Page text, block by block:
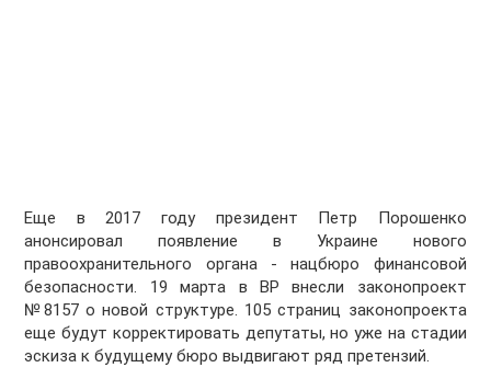
Еще в 2017 году президент Петр Порошенко
анонсировал появление в Украине нового
правоохранительного органа - нацбюро финансовой
безопасности. 19 марта в ВР внесли законопроект
№8157 о новой структуре. 105 страниц законопроекта
еще будут корректировать депутаты, но уже на стадии
эскиза к будущему бюро выдвигают ряд претензий.